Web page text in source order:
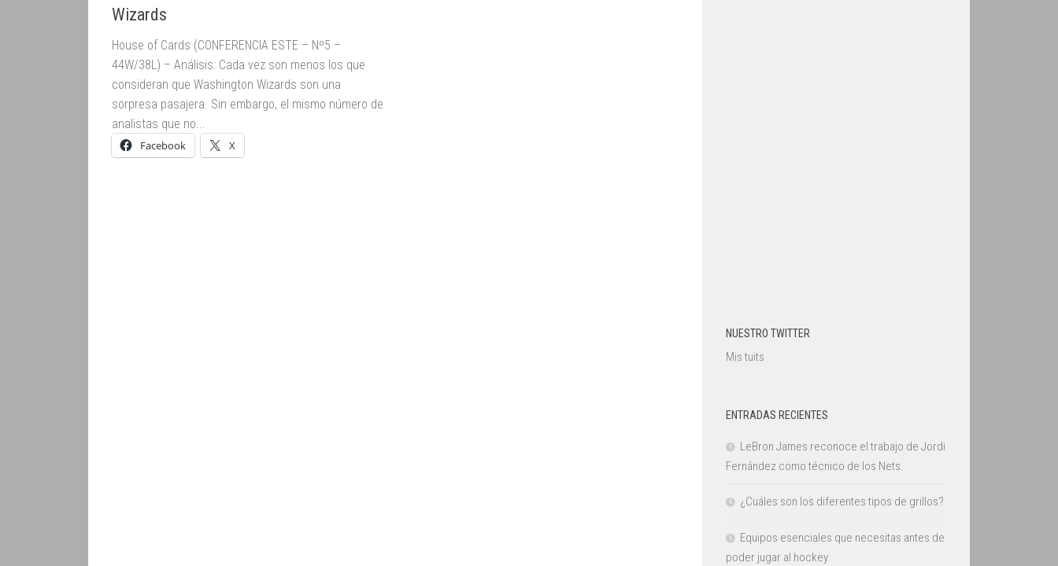
Wizards
House of Cards (CONFERENCIA ESTE – Nº5 –
44W/38L) – Análisis: Cada vez son menos los que
consideran que Washington Wizards son una
sorpresa pasajera. Sin embargo, el mismo número de
analistas que no...
Facebook X
NUESTRO TWITTER
Mis tuits
ENTRADAS RECIENTES
LeBron James reconoce el trabajo de Jordi
Fernández como técnico de los Nets.
¿Cuáles son los diferentes tipos de grillos?
Equipos esenciales que necesitas antes de
poder jugar al hockey